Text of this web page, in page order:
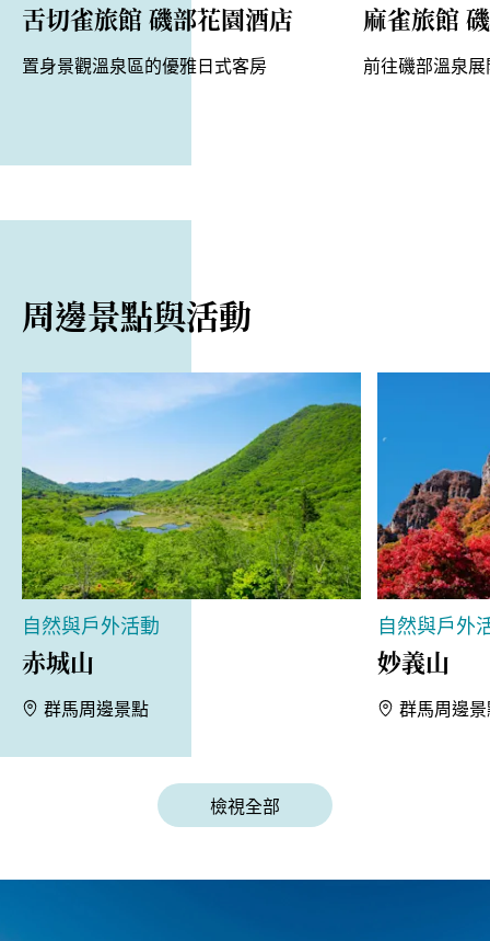
舌切雀旅館 磯部花園酒店
置身景觀溫泉區的優雅日式客房
麻雀旅館
前往磯部溫泉
周邊景點與活動
自然與戶外活動
赤城山
群馬周邊景點
自然與戶外
妙義山
群馬周邊
檢視全部